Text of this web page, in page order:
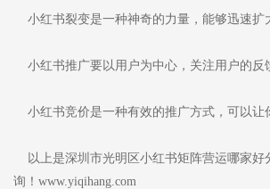
小红书裂变是一种神奇的力量，能够迅速扩
小红书推广要以用户为中心，关注用户的反
小红书竞价是一种有效的推广方式，可以让
以上是深圳市光明区小红书矩阵营运哪家好
询！www.yiqihang.com